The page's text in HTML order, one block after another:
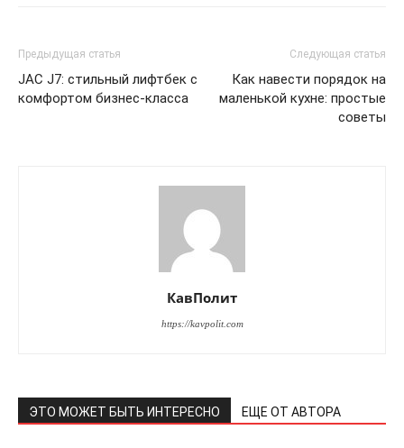
Предыдущая статья
JAC J7: стильный лифтбек с
комфортом бизнес-класса
Следующая статья
Как навести порядок на
маленькой кухне: простые
советы
КавПолит
https://kavpolit.com
ЭТО МОЖЕТ БЫТЬ ИНТЕРЕСНО ЕЩЕ ОТ АВТОРА